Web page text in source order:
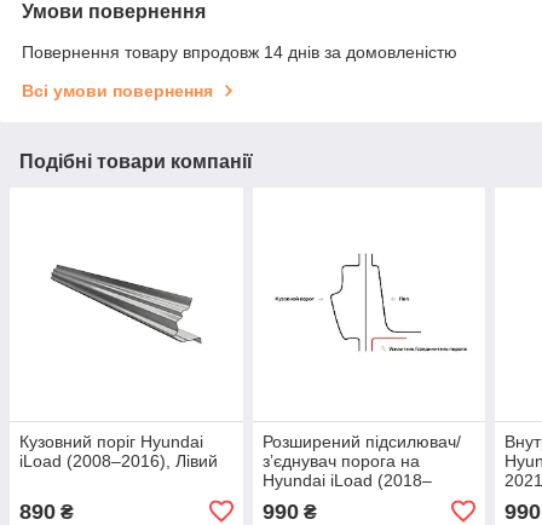
Умови повернення
Повернення товару впродовж 14 днів за домовленістю
Всі умови повернення
Подібні товари компанії
Кузовний поріг Hyundai
iLoad (2008–2016), Лівий
890 ₴
Розширений підсилювач/
зʼєднувач порога на
Hyundai iLoad (2018–
990₴ 990